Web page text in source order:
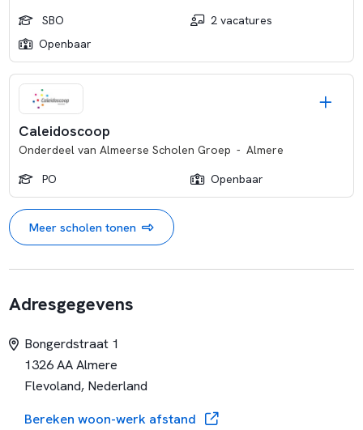
SBO
2 vacatures
Openbaar
Caleidoscoop
Onderdeel van Almeerse Scholen Groep - Almere
PO
Openbaar
Meer scholen tonen
Adresgegevens
Bongerdstraat 1
1326 AA Almere
Flevoland, Nederland
Bereken woon-werk afstand